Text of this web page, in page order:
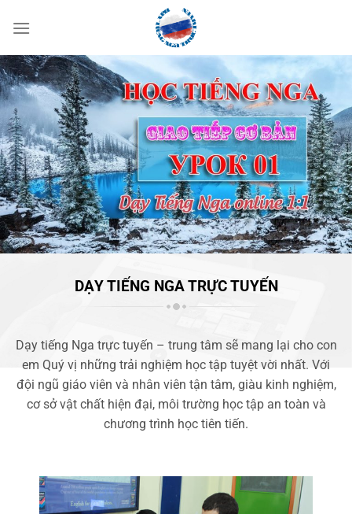
qua
dung
DẠY TIẾNG NGA TRỰC TUYẾN
Dạy tiếng Nga trực tuyến – trung tâm sẽ mang lại cho con
em Quý vị những trải nghiệm học tập tuyệt vời nhất. Với
đội ngũ giáo viên và nhân viên tận tâm, giàu kinh nghiệm,
cơ sở vật chất hiện đại, môi trường học tập an toàn và
chương trình học tiên tiến.